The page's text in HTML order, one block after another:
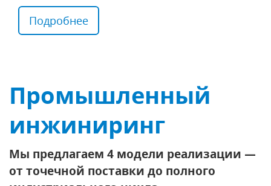
Подробнее
Промышленный
инжиниринг
Мы предлагаем 4 модели реализации —
от точечной поставки до полного